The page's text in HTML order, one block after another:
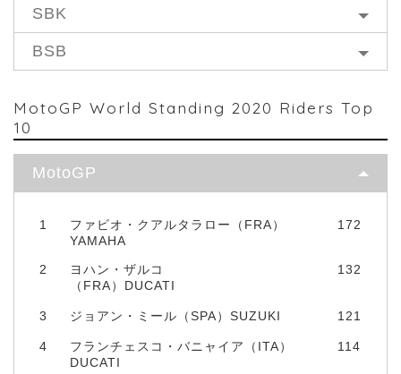
SBK
BSB
MotoGP World Standing 2020 Riders Top
10
MotoGP
1
ファビオ・クアルタラロー（FRA）
YAMAHA
172
2
ヨハン・ザルコ
（FRA）DUCATI
132
3 ジョアン・ミール（SPA）SUZUKI 121
4
フランチェスコ・バニャイア（ITA）
DUCATI
114